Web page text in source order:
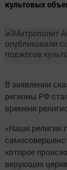
культовых
В заявлении
регионы РФ
времени
«Наши религии
которое
верующих